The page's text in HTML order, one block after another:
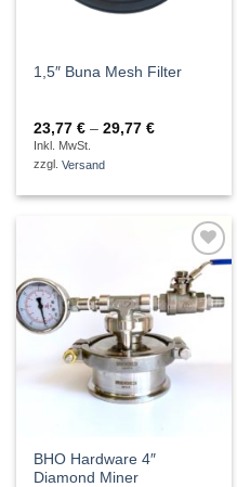
1,5″ Buna Mesh Filter
23,77€ –29,77€Preisspanne:
Inkl. MwSt.
zzgl.Versand
Auf die
Wunschliste
BHO Hardware 4″
Diamond Miner